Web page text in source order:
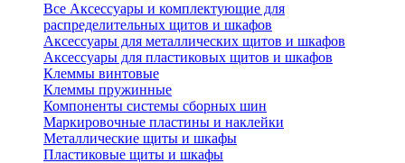
Все Аксессуары и комплектующие для
распределительных щитов и шкафов
Аксессуары для металлических щитов и шкафов
Аксессуары для пластиковых щитов и шкафов
Клеммы винтовые
Клеммы пружинные
Компоненты системы сборных шин
Маркировочные пластины и наклейки
Металлические щиты и шкафы
Пластиковые щиты и шкафы